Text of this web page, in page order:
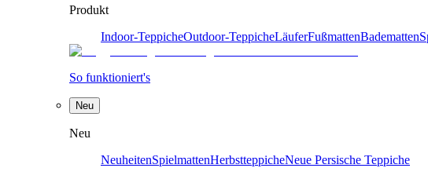
Produkt
Indoor-TeppicheOutdoor-TeppicheLäuferFußmattenBadematten
So funktioniert's
Neu
Neu
NeuheitenSpielmattenHerbstteppicheNeue Persische Teppiche